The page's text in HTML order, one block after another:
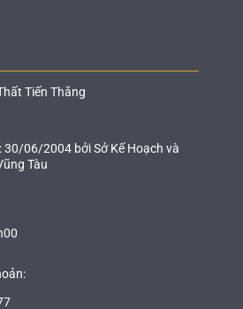
Tiến Thắng
30/06/2004 bởi Sở Kế Hoạch và
Tàu